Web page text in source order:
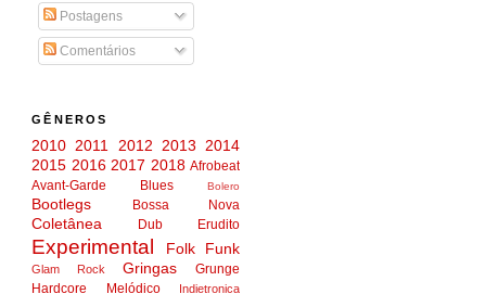
Postagens
Comentários
GÊNEROS
2010 2011 2012 2013 2014
2015 2016 2017 2018 Afrobeat
Avant-Garde
Blues Bolero
Bootlegs Bossa Nova
Coletânea Dub Erudito
Experimental Folk Funk
Glam Rock Gringas
Grunge
Hardcore Melódico
Indietronica